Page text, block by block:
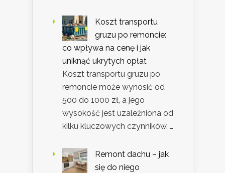
Koszt transportu
gruzu po remoncie:
co wpływa na cenę i jak
uniknąć ukrytych opłat
Koszt transportu gruzu po
remoncie może wynosić od
500 do 1000 zł, a jego
wysokość jest uzależniona od
kilku kluczowych czynników. …
Remont dachu – jak
się do niego